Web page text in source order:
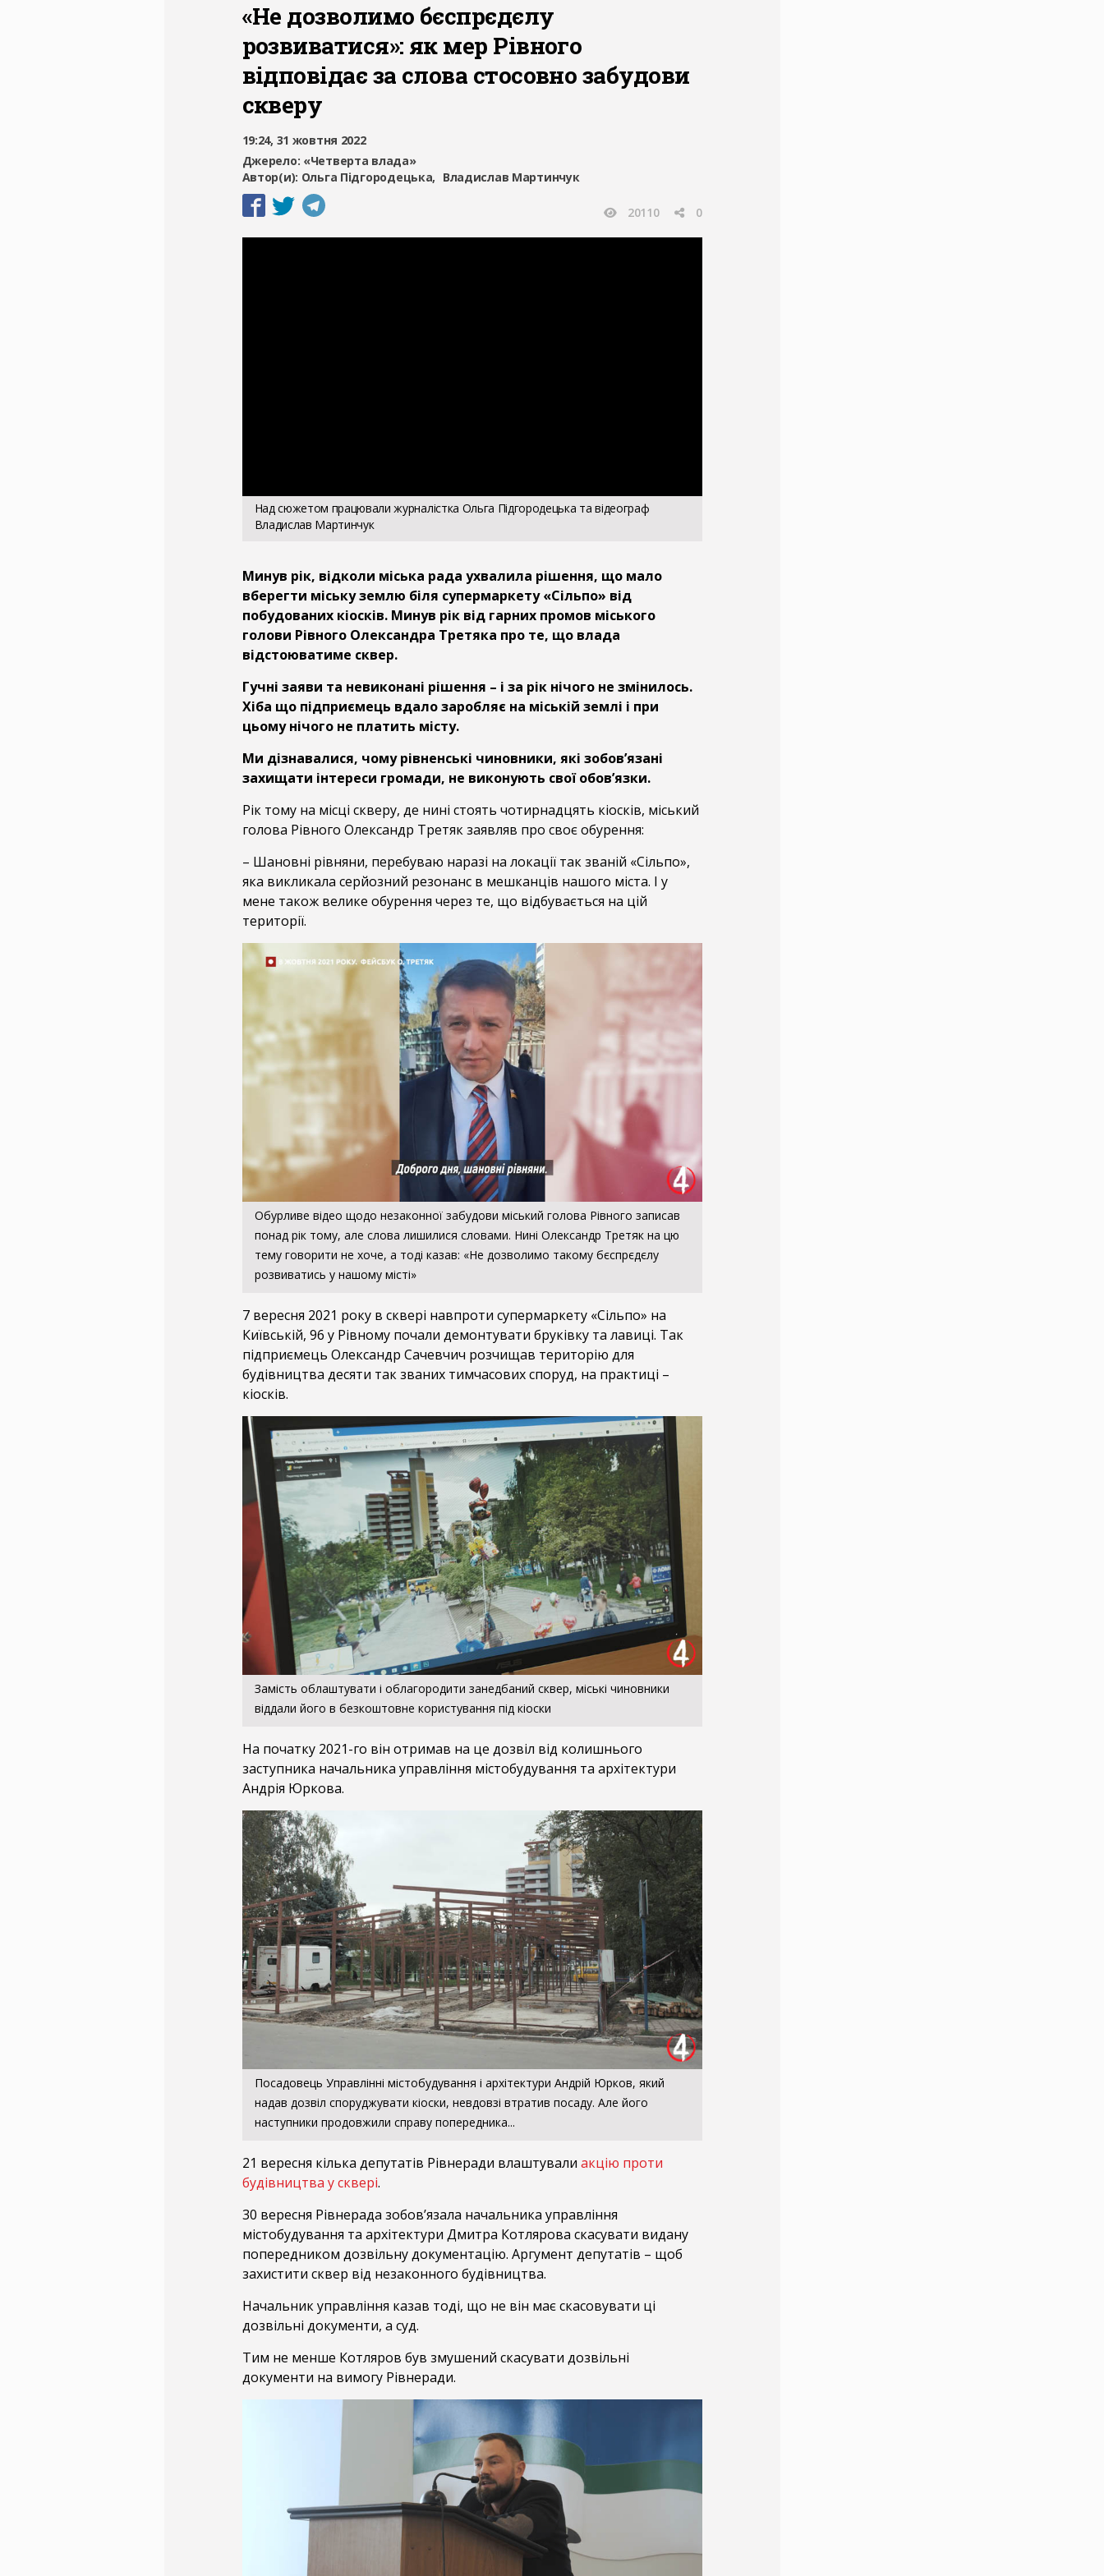
«Не дозволимо бєспрєдєлу
розвиватися»: як мер Рівного
відповідає за слова стосовно забудови
скверу
19:24, 31 жовтня 2022
Джерело: «Четверта влада»
Автор(и): Ольга Підгородецька Владислав Мартинчук
20110 0
Над сюжетом працювали журналістка Ольга Підгородецька та відеограф
Владислав Мартинчук
Минув рік, відколи міська рада ухвалила рішення, що мало
вберегти міську землю біля супермаркету «Сільпо» від
побудованих кіосків. Минув рік від гарних промов міського
голови Рівного Олександра Третяка про те, що влада
відстоюватиме сквер.
Гучні заяви та невиконані рішення – і за рік нічого не змінилось.
Хіба що підприємець вдало заробляє на міській землі і при
цьому нічого не платить місту.
Ми дізнавалися, чому рівненські чиновники, які зобов’язані
захищати інтереси громади, не виконують свої обов’язки.
Рік тому на місці скверу, де нині стоять чотирнадцять кіосків, міський
голова Рівного Олександр Третяк заявляв про своє обурення:
– Шановні рівняни, перебуваю наразі на локації так званій «Сільпо»,
яка викликала серйозний резонанс в мешканців нашого міста. І у
мене також велике обурення через те, що відбувається на цій
території.
Обурливе відео щодо незаконної забудови міський голова Рівного записав
понад рік тому, але слова лишилися словами. Нині Олександр Третяк на цю
тему говорити не хоче, а тоді казав: «Не дозволимо такому бєспрєдєлу
розвиватись у нашому місті»
7 вересня 2021 року в сквері навпроти супермаркету «Сільпо» на
Київській, 96 у Рівному почали демонтувати бруківку та лавиці. Так
підприємець Олександр Сачевчич розчищав територію для
будівництва десяти так званих тимчасових споруд, на практиці –
кіосків.
Замість облаштувати і облагородити занедбаний сквер, міські чиновники
віддали його в безкоштовне користування під кіоски
На початку 2021-го він отримав на це дозвіл від колишнього
заступника начальника управління містобудування та архітектури
Андрія Юркова.
Посадовець Управлінні містобудування і архітектури Андрій Юрков, який
надав дозвіл споруджувати кіоски, невдовзі втратив посаду. Але його
наступники продовжили справу попередника...
21 вересня кілька депутатів Рівнеради влаштували акцію проти
будівництва у сквері.
30 вересня Рівнерада зобов’язала начальника управління
містобудування та архітектури Дмитра Котлярова скасувати видану
попередником дозвільну документацію. Аргумент депутатів – щоб
захистити сквер від незаконного будівництва.
Начальник управління казав тоді, що не він має скасовувати ці
дозвільні документи, а суд.
Тим не менше Котляров був змушений скасувати дозвільні
документи на вимогу Рівнеради.